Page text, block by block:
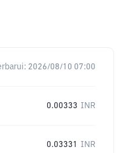
2026/08/10 07:00
0.00333 INR
0.03331 INR